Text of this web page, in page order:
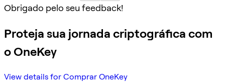
Obrigado pelo seu feedback!
Proteja sua jornada criptográfica com
o OneKey
View details for Comprar OneKey